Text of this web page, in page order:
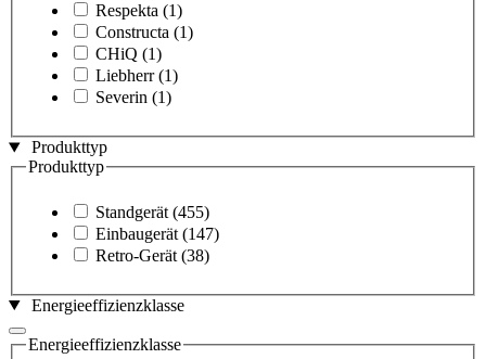
Respekta (1)
Constructa (1)
CHiQ (1)
Liebherr (1)
Severin (1)
Produkttyp
Produkttyp
Standgerät (455)
Einbaugerät (147)
Retro-Gerät (38)
Energieeffizienzklasse
Energieeffizienzklasse